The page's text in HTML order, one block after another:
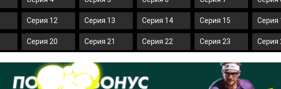
Серия 12 Серия 13 Серия 14 Серия 15 Серия
Серия 20 Серия 21 Серия 22 Серия 23 Серия